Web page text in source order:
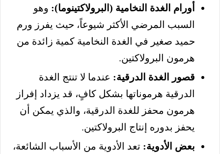
أورام الغدة النخامية (البرولاكتينوما): وهو
السبب المرضي الأكثر شيوعاً، حيث يفرز ورم
حميد صغير في الغدة النخامية كمية زائدة من
هرمون البرولاكتين.
قصور الغدة الدرقية: عندما لا تنتج الغدة
الدرقية هرموناتها بشكل كافٍ، قد يزداد إفراز
هرمون محفز للغدة الدرقية، والذي يمكن أن
يحفز بدوره إنتاج البرولاكتين.
بعض الأدوية: تعد الأدوية من الأسباب الشائعة،